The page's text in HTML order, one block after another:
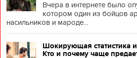
Вчера в интернете было
котором один из бойцов
насильников и мароде...
Шокирующая статистика
Кто и почему чаще